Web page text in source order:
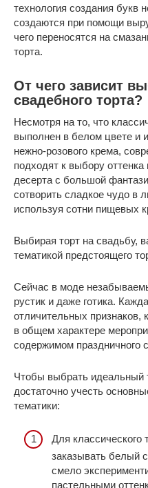
технология создания букв
создаются при помощи
чего переносятся на
торта.
От чего зависит
свадебного торта?
Несмотря на то, что
выполнен в белом цвете и
нежно-розового крема,
подходят к выбору оттенка
десерта с большой
сотворить сладкое чудо в
используя сотни пищевых
Выбирая торт на свадьбу,
тематикой предстоящего
Сейчас в моде
рустик и даже готика.
отличительных признаков,
в общем характере
содержимом праздничного
Чтобы выбрать идеальный
достаточно учесть
тематики:
Для классического
заказывать белый
смело
пастельными